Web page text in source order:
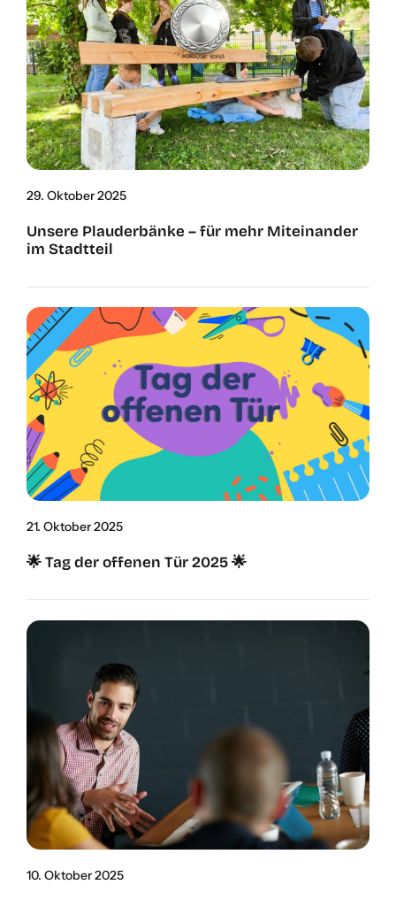
29. Okto­ber 2025
Unse­re Plau­der­bän­ke – für mehr Mit­ein­an­der
im Stadt­teil
21. Okto­ber 2025
🌟 Tag der offe­nen Tür 2025 🌟
10. Okto­ber 2025